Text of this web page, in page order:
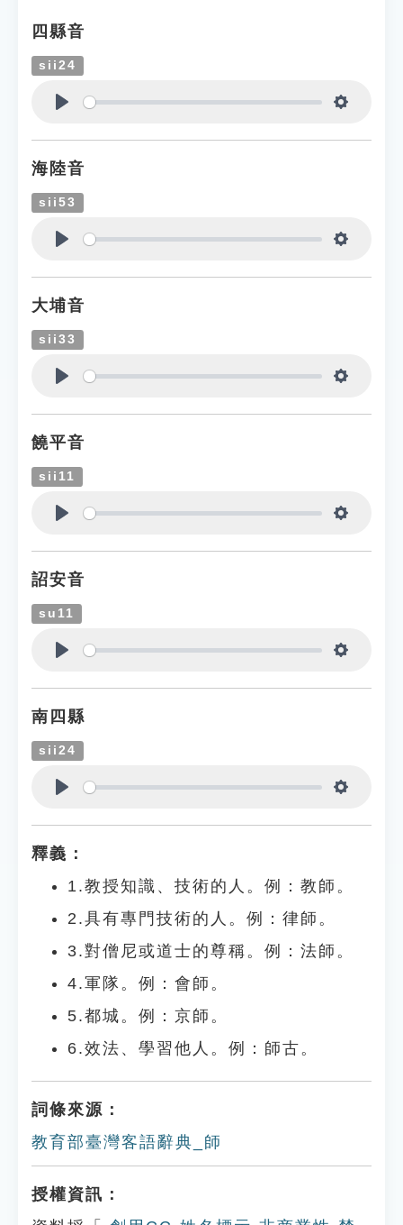
四縣音
sii24
海陸音
sii53
大埔音
sii33
饒平音
sii11
詔安音
su11
南四縣
sii24
釋義：
1.教授知識、技術的人。例：教師。
2.具有專門技術的人。例：律師。
3.對僧尼或道士的尊稱。例：法師。
4.軍隊。例：會師。
5.都城。例：京師。
6.效法、學習他人。例：師古。
詞條來源：
教育部臺灣客語辭典_師
授權資訊：